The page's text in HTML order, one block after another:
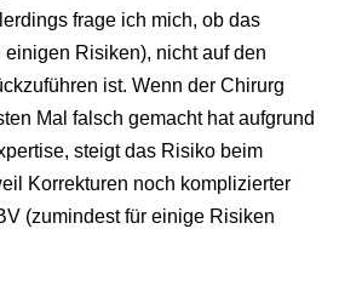
frage ich mich, ob das
einigen Risiken), nicht auf den
ist. Wenn der Chirurg
Mal falsch gemacht hat aufgrund
steigt das Risiko beim
Korrekturen noch komplizierter
(zumindest für einige Risiken